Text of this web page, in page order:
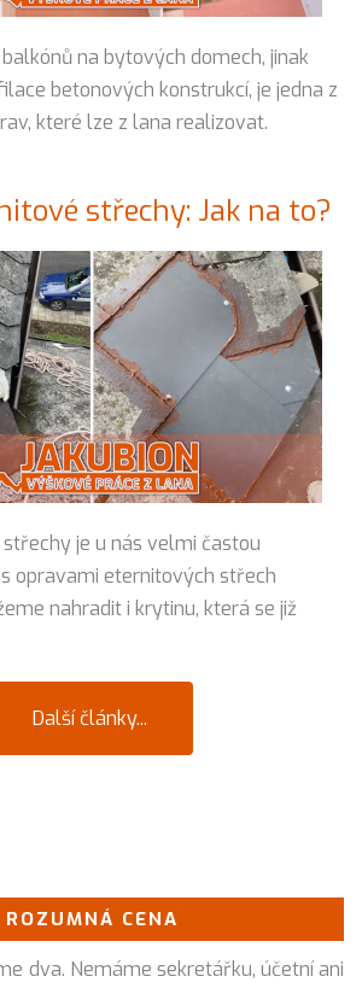
na bytových domech, jinak
betonových konstrukcí, je jedna z
které lze z lana realizovat.
střechy: Jak na to?
je u nás velmi častou
opravami eternitových střech
nahradit i krytinu, která se již
Další články...
ROZUMNÁ CENA
dva. Nemáme sekretářku, účetní ani